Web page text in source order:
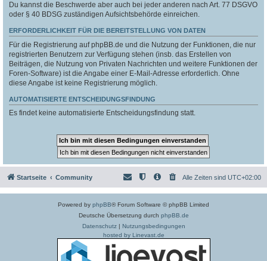
Du kannst die Beschwerde aber auch bei jeder anderen nach Art. 77 DSGVO
oder § 40 BDSG zuständigen Aufsichtsbehörde einreichen.
ERFORDERLICHKEIT FÜR DIE BEREITSTELLUNG VON DATEN
Für die Registrierung auf phpBB.de und die Nutzung der Funktionen, die nur
registrierten Benutzern zur Verfügung stehen (insb. das Erstellen von
Beiträgen, die Nutzung von Privaten Nachrichten und weitere Funktionen der
Foren-Software) ist die Angabe einer E-Mail-Adresse erforderlich. Ohne
diese Angabe ist keine Registrierung möglich.
AUTOMATISIERTE ENTSCHEIDUNGSFINDUNG
Es findet keine automatisierte Entscheidungsfindung statt.
Startseite Community Alle Zeiten sind UTC+02:00
Powered by phpBB® Forum Software © phpBB Limited
Deutsche Übersetzung durch phpBB.de
Datenschutz| Nutzungsbedingungen
hosted by Linevast.de